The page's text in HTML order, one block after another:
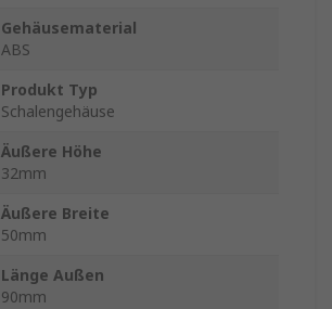
Gehäusematerial
ABS
Produkt Typ
Schalengehäuse
Äußere Höhe
32mm
Äußere Breite
50mm
Länge Außen
90mm